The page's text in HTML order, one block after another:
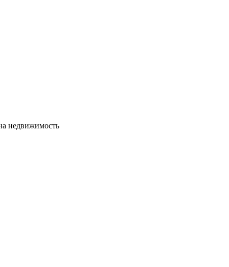
недвижимость